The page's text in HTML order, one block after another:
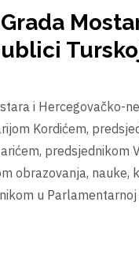
i Hercegovačko-
Kordićem,
predsjednikom
obrazovanja, nauke,
u